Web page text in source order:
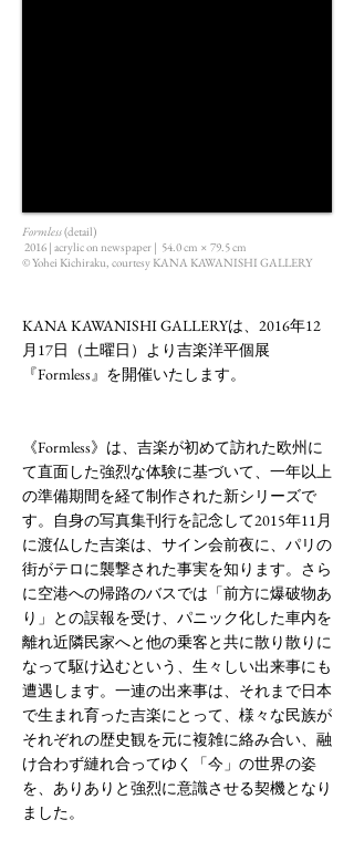
Formless(detail)
2016 | acrylic on newspaper | 54.0 cm × 79.5 cm
© Yohei Kichiraku, courtesy KANA KAWANISHI GALLERY
KANA KAWANISHI GALLERYは、2016年12
月17日（土曜日）より吉楽洋平個展
『Formless』を開催いたします。
《Formless》は、吉楽が初めて訪れた欧州に
て直面した強烈な体験に基づいて、一年以上
の準備期間を経て制作された新シリーズで
す。自身の写真集刊行を記念して2015年11月
に渡仏した吉楽は、サイン会前夜に、パリの
街がテロに襲撃された事実を知ります。さら
に空港への帰路のバスでは「前方に爆破物あ
り」との誤報を受け、パニック化した車内を
離れ近隣民家へと他の乗客と共に散り散りに
なって駆け込むという、生々しい出来事にも
遭遇します。一連の出来事は、それまで日本
で生まれ育った吉楽にとって、様々な民族が
それぞれの歴史観を元に複雑に絡み合い、融
け合わず縺れ合ってゆく「今」の世界の姿
を、ありありと強烈に意識させる契機となり
ました。